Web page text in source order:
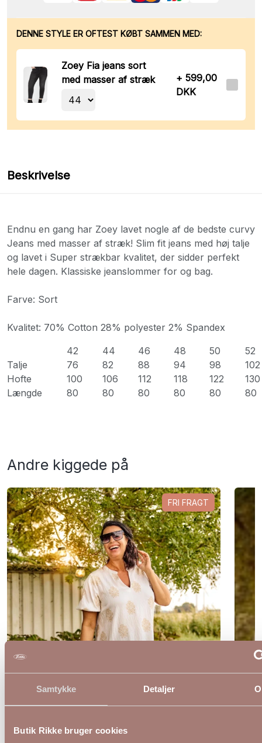
Samtykke Detaljer
Butik Rikke bruger cookies
DENNE STYLE ER OFTEST KØBT SAMMEN MED:
Zoey Fia jeans sort
med masser af stræk
+ 599,00
DKK
Beskrivelse
Endnu en gang har Zoey lavet nogle af de bedste curvy
Jeans med masser af stræk! Slim fit jeans med høj talje
og lavet i Super strækbar kvalitet, der sidder perfekt
hele dagen. Klassiske jeanslommer for og bag.
Farve: Sort
Kvalitet: 70% Cotton 28% polyester 2% Spandex
42
44 46 48 50
52
Talje
76 82 88 94 98
102
Hofte
100 106 112 118 122
130
Længde
80 80 80 80 80 80
Andre kiggede på
FRI FRAGT